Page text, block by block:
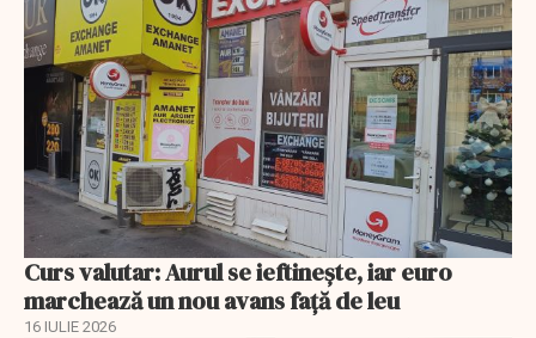
Curs valutar: Aurul se ieftinește, iar euro
marchează un nou avans faţă de leu
16 IULIE 2026